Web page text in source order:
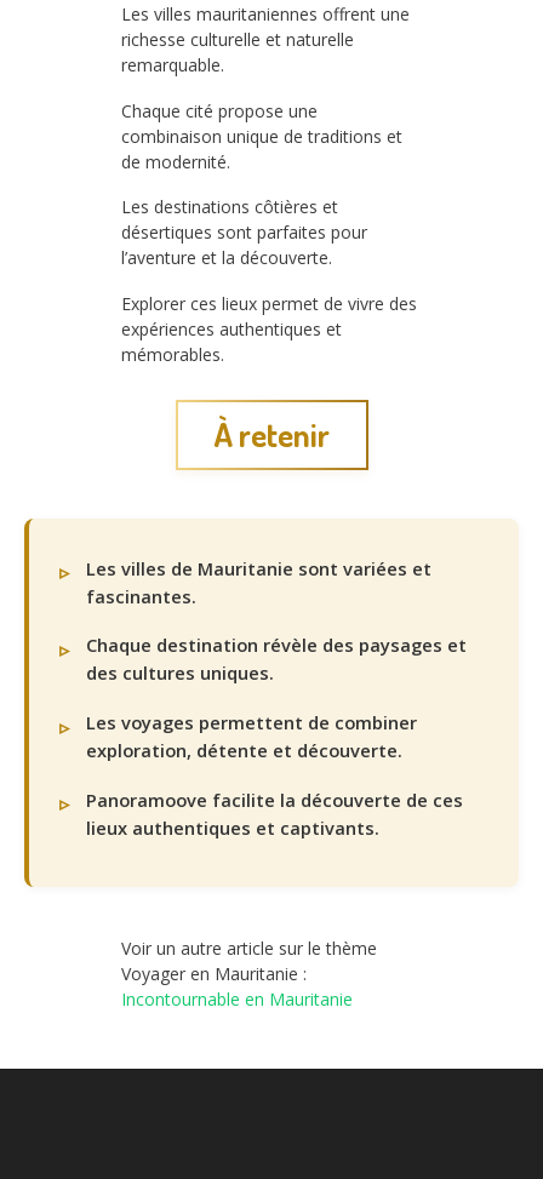
Les villes mauritaniennes offrent une
richesse culturelle et naturelle
remarquable.
Chaque cité propose une
combinaison unique de traditions et
de modernité.
Les destinations côtières et
désertiques sont parfaites pour
l’aventure et la découverte.
Explorer ces lieux permet de vivre des
expériences authentiques et
mémorables.
À retenir
Les villes de Mauritanie sont variées et
fascinantes.
Chaque destination révèle des paysages et
des cultures uniques.
Les voyages permettent de combiner
exploration, détente et découverte.
Panoramoove facilite la découverte de ces
lieux authentiques et captivants.
Voir un autre article sur le thème
Voyager en Mauritanie :
Incontournable en Mauritanie